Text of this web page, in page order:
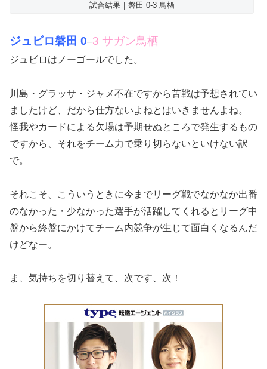
試合結果｜磐田 0-3 鳥栖
ジュビロ磐田 0–3 サガン鳥栖
ジュビロはノーゴールでした。
川島・グラッサ・ジャメ不在ですから苦戦は予想されてい
ましたけど、だから仕方ないよねとはいきませんよね。
怪我やカードによる欠場は予期せぬところで発生するもの
ですから、それをチーム力で乗り切らないといけない訳
で。
それこそ、こういうときに今までリーグ戦でなかなか出番
のなかった・少なかった選手が活躍してくれるとリーグ中
盤から終盤にかけてチーム内競争が生じて面白くなるんだ
けどなー。
ま、気持ちを切り替えて、次です、次！